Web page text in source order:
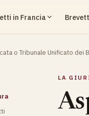
in Francia
o Tribunale Unificato dei
LA